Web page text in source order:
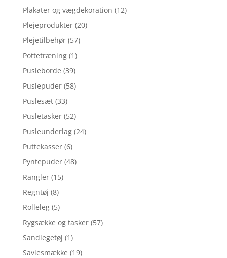
Plakater og vægdekoration (12)
Plejeprodukter (20)
Plejetilbehør (57)
Pottetræning (1)
Pusleborde (39)
Puslepuder (58)
Puslesæt (33)
Pusletasker (52)
Pusleunderlag (24)
Puttekasser (6)
Pyntepuder (48)
Rangler (15)
Regntøj (8)
Rolleleg (5)
Rygsække og tasker (57)
Sandlegetøj (1)
Savlesmække (19)